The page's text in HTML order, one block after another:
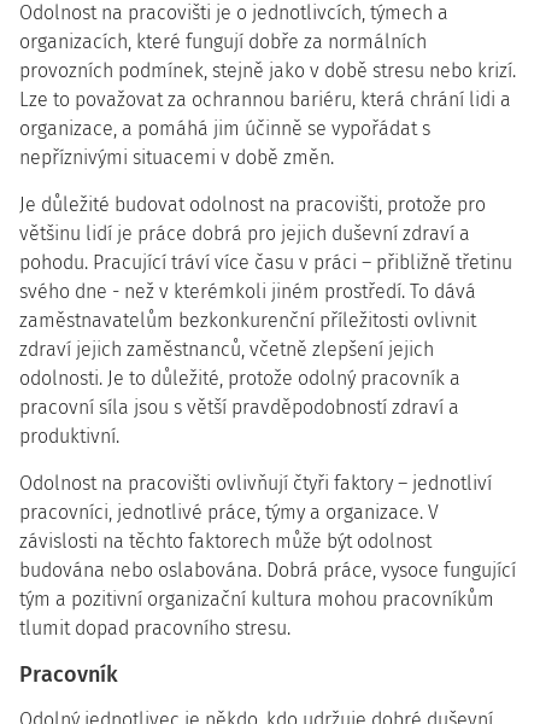
Odolnost na pracovišti je o jednotlivcích, týmech a
organizacích, které fungují dobře za normálních
provozních podmínek, stejně jako v době stresu nebo krizí.
Lze to považovat za ochrannou bariéru, která chrání lidi a
organizace, a pomáhá jim účinně se vypořádat s
nepříznivými situacemi v době změn.
Je důležité budovat odolnost na pracovišti, protože pro
většinu lidí je práce dobrá pro jejich duševní zdraví a
pohodu. Pracující tráví více času v práci – přibližně třetinu
svého dne - než v kterémkoli jiném prostředí. To dává
zaměstnavatelům bezkonkurenční příležitosti ovlivnit
zdraví jejich zaměstnanců, včetně zlepšení jejich
odolnosti. Je to důležité, protože odolný pracovník a
pracovní síla jsou s větší pravděpodobností zdraví a
produktivní.
Odolnost na pracovišti ovlivňují čtyři faktory – jednotliví
pracovníci, jednotlivé práce, týmy a organizace. V
závislosti na těchto faktorech může být odolnost
budována nebo oslabována. Dobrá práce, vysoce fungující
tým a pozitivní organizační kultura mohou pracovníkům
tlumit dopad pracovního stresu.
Pracovník